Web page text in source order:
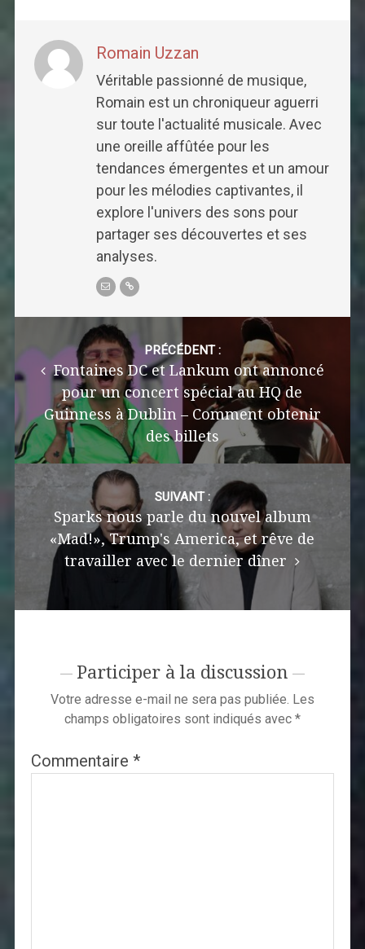
Romain Uzzan
Véritable passionné de musique,
Romain est un chroniqueur aguerri
sur toute l'actualité musicale. Avec
une oreille affûtée pour les
tendances émergentes et un amour
pour les mélodies captivantes, il
explore l'univers des sons pour
partager ses découvertes et ses
analyses.
navigation
PRÉCÉDENT :
Fontaines DC et Lankum ont annoncé
pour un concert spécial au HQ de
Guinness à Dublin – Comment obtenir
des billets
SUIVANT :
Sparks nous parle du nouvel album
«Mad!», Trump's America, et rêve de
travailler avec le dernier dîner
Participer à la discussion
Votre adresse e-mail ne sera pas publiée. Les
champs obligatoires sont indiqués avec *
Commentaire *